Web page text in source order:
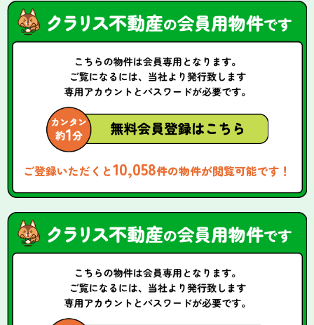
ご登録いただくと10,058件の物件が閲覧可能です！